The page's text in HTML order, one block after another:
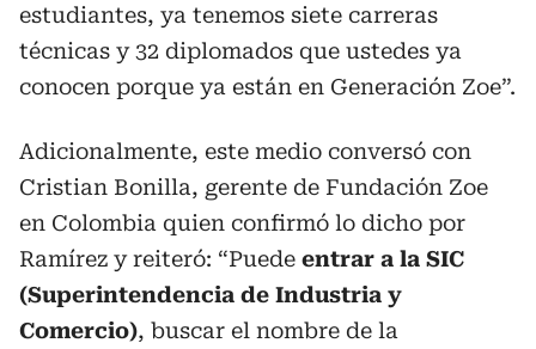
estudiantes, ya tenemos siete carreras
técnicas y 32 diplomados que ustedes ya
conocen porque ya están en Generación Zoe”.
Adicionalmente, este medio conversó con
Cristian Bonilla, gerente de Fundación Zoe
en Colombia quien confirmó lo dicho por
Ramírez y reiteró: “Puede entrar a la SIC
(Superintendencia de Industria y
Comercio), buscar el nombre de la